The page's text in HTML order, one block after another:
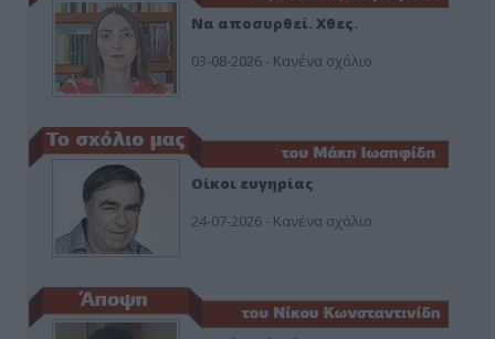
Να αποσυρθεί. Χθες.
03-08-2026 - Κανένα σχόλιο
Οίκοι ευγηρίας
24-07-2026 - Κανένα σχόλιο